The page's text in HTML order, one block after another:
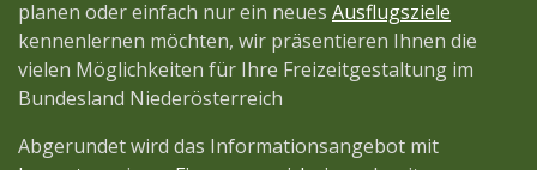
planen oder einfach nur ein neues Ausflugsziele
kennenlernen möchten, wir präsentieren Ihnen die
vielen Möglichkeiten für Ihre Freizeitgestaltung im
Bundesland Niederösterreich
Abgerundet wird das Informationsangebot mit